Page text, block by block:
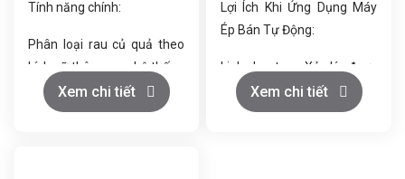
Tính năng chính:
Phân loại rau củ quả theo
kích cỡ thông qua hệ thống
con lăn giãn cách tự động.
Xem chi tiết
Lợi Ích Khi Ứng Dụng Máy
Ép Bán Tự Động:
Linh hoạt – Xử lý được
nhiều loại trái cây khác
nhau.
Xem chi tiết